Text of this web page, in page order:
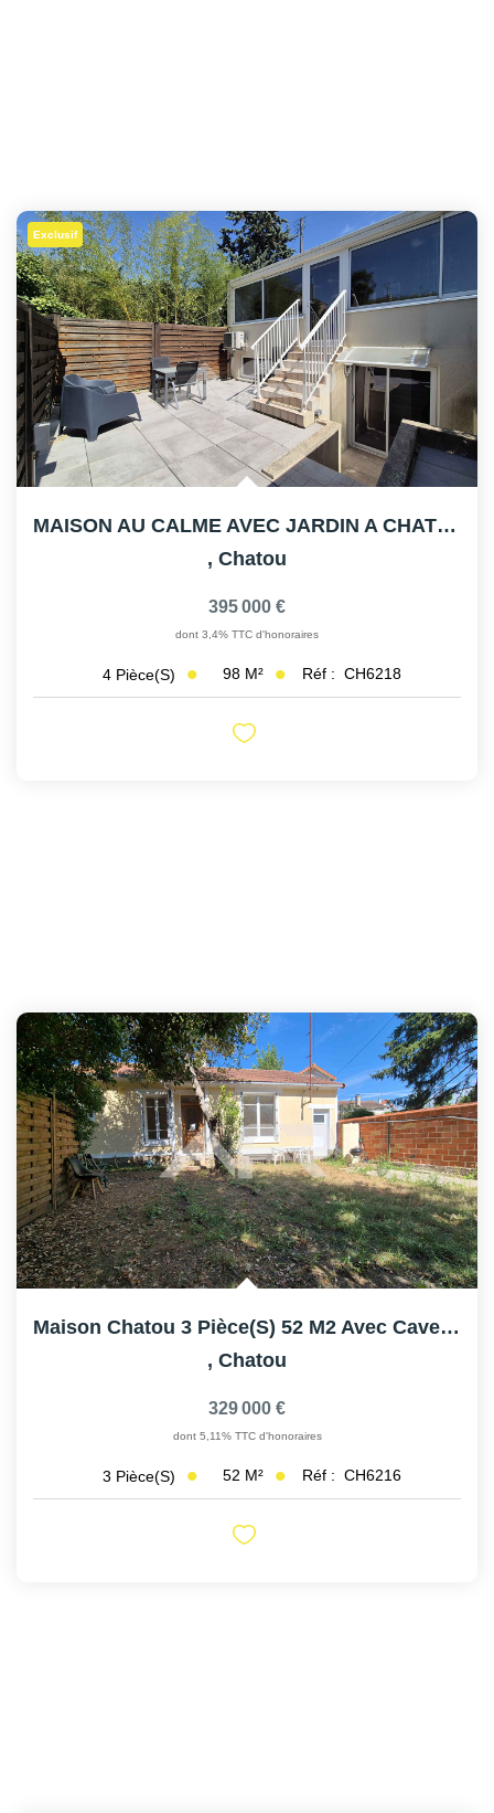
Exclusif
MAISON AU CALME AVEC JARDIN A CHATOU
, Chatou
395 000 €
dont 3,4% TTC d'honoraires
4 Pièce(s) 98 M² Réf : CH6218
Maison Chatou 3 Pièce(s) 52 M2 Avec Cave Aménagée
, Chatou
329 000 €
dont 5,11% TTC d'honoraires
3 Pièce(s) 52 M² Réf : CH6216